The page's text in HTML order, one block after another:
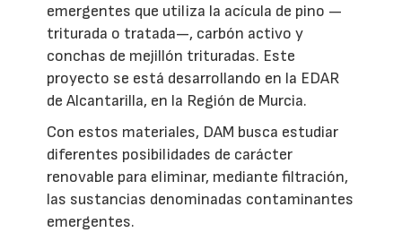
emergentes que utiliza la acícula de pino —
triturada o tratada—, carbón activo y
conchas de mejillón trituradas. Este
proyecto se está desarrollando en la EDAR
de Alcantarilla, en la Región de Murcia.
Con estos materiales, DAM busca estudiar
diferentes posibilidades de carácter
renovable para eliminar, mediante filtración,
las sustancias denominadas contaminantes
emergentes.